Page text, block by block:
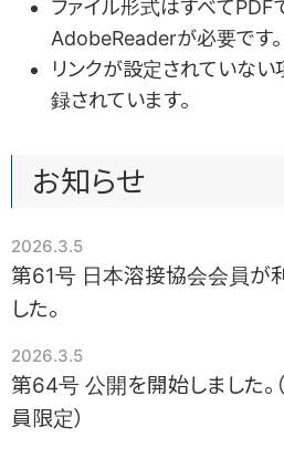
溶接用語
「溶接用語事典 第2版」を元に初学者
語をピックアップし、解説を付与してい
「溶接用語事典 原子力研究委員会
の疲労および延性破壊の調査研究の
ベースです。
低合金鋼溶接金属データベース
「溶接用語事典 炭素以外のC，Mn，Mo
元素の含有量が5%以下の鋼のデータ。
クリープ・疲労・CCT線図データ
国立研究開発法人 物質・材料研究
材料データベースサイトNIMS 物質
日々頑張る溶接技能者、熊咲くんの
士が鋭く“バッテン！” ４コマ風マンガ
溶接レポートマンガ 現場からお伝
様々な現場で活躍する溶接技術をレポ
コミック「溶接女子がゆく！！」
溶接ってなんだろう？
空に海に陸に生活に街で見かけるいろ
溶接記号作成支援ツール
JIS規格 Z 3021:2010版 に対応し
できます。
固有変形データベースを用いた簡
鋼材溶接性計算
鋼構造物の溶接設計上のさまざま
溶接関係JIS規格
日本溶接協会が原案を作成した各
標準調査会のJIS検索ページへのリ
日本における溶接の団体規格として
る日本溶接協会規格（WES）をWEB
軽金属溶接協会規格(LWS)
軽金属溶接協会が発行するアルミ
確保するための溶接施工及び管理
技術相談
WE-COM にて専門家チームが回答
理技術者の方は溶接技術者交流会
談をご利用ください(無料・回数制限
溶接技術者交流会 WE-COM の
溶接技術者交流会 WE-COM ご入会
ください。
溶接技術者交流会 WE-COM 入
溶接管理技術者の方でご入会が済ん
会ください。
溶接管理技術者の
の皆様を「溶接技術者交流会 WE-
たします。技術相談や会員向け
ンテンツがご利用いただけます。
溶接技術者交流会 WE-COM 入
入会金・会費無料の溶接技術者交流
メリットがあるのか、こちらの入会案内
資格取得を目指す
溶接技術に関する様々なデータベース
り・調べることができます。
知る・学ぶ
高校生・大学生
接合・溶接技術Ｑ＆Ａ
産業技術サービスセンター発刊「
をもとに、WEB用に再編成した
小学生・中学生
ファイル形式はすべてPDF
AdobeReaderが必要です。
リンクが設定されていな
録されています。
お知らせ
2026.3.5
第61号 日本溶接協会会員が
した。
2026.3.5
第64号 公開を開始しました
員限定）